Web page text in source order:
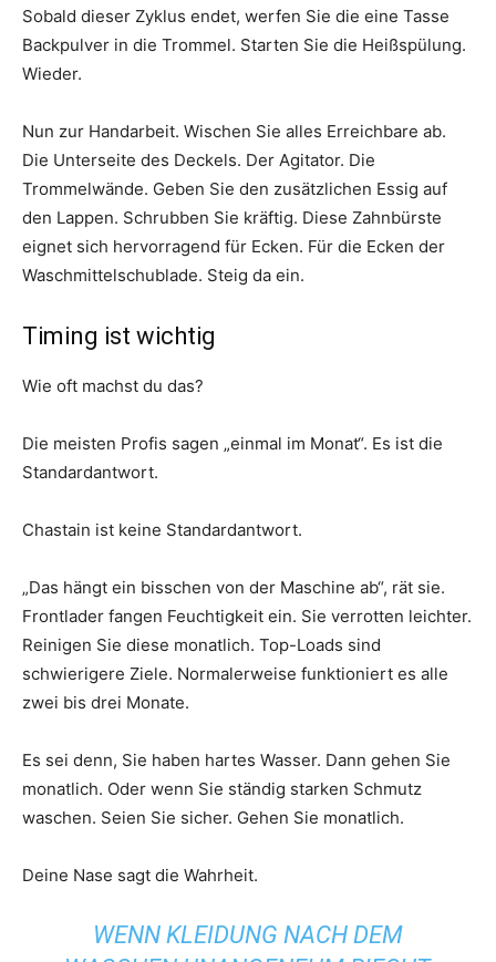
Sobald dieser Zyklus endet, werfen Sie die eine Tasse
Backpulver in die Trommel. Starten Sie die Heißspülung.
Wieder.
Nun zur Handarbeit. Wischen Sie alles Erreichbare ab.
Die Unterseite des Deckels. Der Agitator. Die
Trommelwände. Geben Sie den zusätzlichen Essig auf
den Lappen. Schrubben Sie kräftig. Diese Zahnbürste
eignet sich hervorragend für Ecken. Für die Ecken der
Waschmittelschublade. Steig da ein.
Timing ist wichtig
Wie oft machst du das?
Die meisten Profis sagen „einmal im Monat“. Es ist die
Standardantwort.
Chastain ist keine Standardantwort.
„Das hängt ein bisschen von der Maschine ab“, rät sie.
Frontlader fangen Feuchtigkeit ein. Sie verrotten leichter.
Reinigen Sie diese monatlich. Top-Loads sind
schwierigere Ziele. Normalerweise funktioniert es alle
zwei bis drei Monate.
Es sei denn, Sie haben hartes Wasser. Dann gehen Sie
monatlich. Oder wenn Sie ständig starken Schmutz
waschen. Seien Sie sicher. Gehen Sie monatlich.
Deine Nase sagt die Wahrheit.
WENN KLEIDUNG NACH DEM